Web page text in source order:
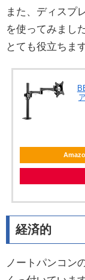
また、ディスプ
を使ってみまし
とても役立ちます
経済的
ノートパンコン